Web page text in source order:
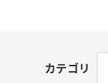
カテゴリ